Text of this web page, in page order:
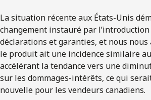
La situation récente aux États-Unis
changement instauré par l’introduction
déclarations et garanties, et nous nous
le produit ait une incidence similaire
accélérant la tendance vers une
sur les dommages-intérêts, ce qui
nouvelle pour les vendeurs canadiens.